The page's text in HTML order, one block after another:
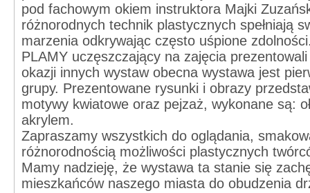
pod fachowym okiem instruktora Majki
różnorodnych technik plastycznych spełniają
marzenia odkrywając często uśpione
PLAMY uczęszczający na zajęcia
okazji innych wystaw obecna wystawa jest
grupy. Prezentowane rysunki i obrazy
motywy kwiatowe oraz pejzaż, wykonane są:
akrylem.
Zapraszamy wszystkich do oglądania,
różnorodnością możliwości plastycznych
Mamy nadzieję, że wystawa ta stanie się
mieszkańców naszego miasta do obudzenia